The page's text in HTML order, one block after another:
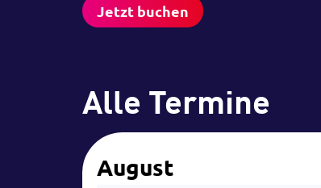
Jetzt buchen
Alle Termine
August